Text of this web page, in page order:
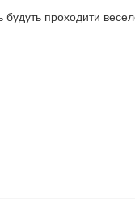
проходити